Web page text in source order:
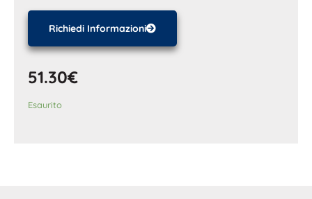
Richiedi Informazioni
51.30€
Esaurito